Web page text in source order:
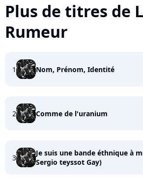
Plus de titres de
Rumeur
1 Nom, Prénom, Identité
2 Comme de l'uranium
3
Je suis une bande éthnique à
Sergio teyssot Gay)